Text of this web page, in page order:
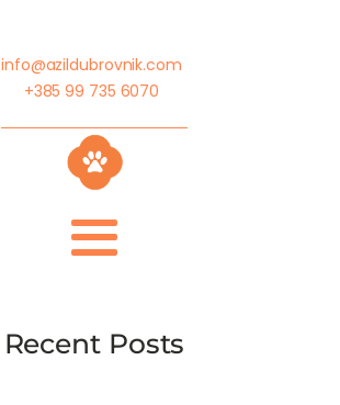
info@azildubrovnik.com
+385 99 735 6070
Recent Posts